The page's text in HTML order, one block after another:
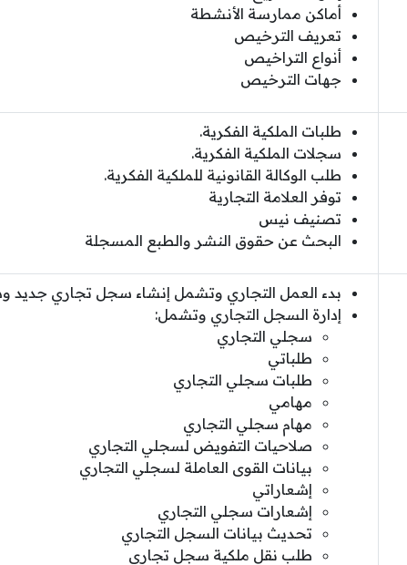
أماكن ممارسة الأنشطة
تعريف الترخيص
أنواع التراخيص
جهات الترخيص
طلبات الملكية الفكرية.
سجلات الملكية الفكرية.
طلب الوكالة القانونية للملكية الفكرية.
توفر العلامة التجارية
تصنيف نيس
البحث عن حقوق النشر والطبع المسجلة
بدء العمل التجاري وتشمل إنشاء سجل تجاري جديد
إدارة السجل التجاري وتشمل:
سجلي التجاري
طلباتي
طلبات سجلي التجاري
مهامي
مهام سجلي التجاري
صلاحيات التفويض لسجلي التجاري
بيانات القوى العاملة لسجلي التجاري
إشعاراتي
إشعارات سجلي التجاري
تحديث بيانات السجل التجاري
طلب نقل ملكية سجل تجاري